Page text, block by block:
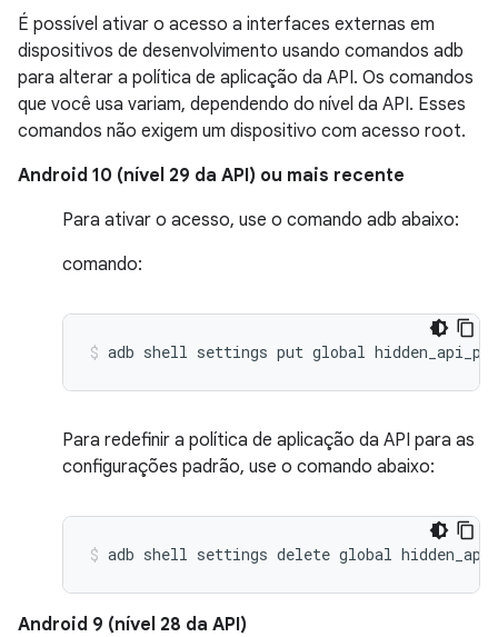
É possível ativar o acesso a interfaces externas em
dispositivos de desenvolvimento usando comandos adb
para alterar a política de aplicação da API. Os comandos
que você usa variam, dependendo do nível da API. Esses
comandos não exigem um dispositivo com acesso root.
Android 10 (nível 29 da API) ou mais recente
Para ativar o acesso, use o comando adb abaixo:
comando:
Para redefinir a política de aplicação da API para as
configurações padrão, use o comando abaixo:
Android 9 (nível 28 da API)